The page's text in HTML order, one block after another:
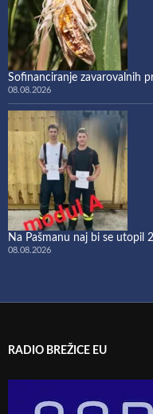
Sofinanciranje zavarovalnih
08.08.2026
Na Pašmanu naj bi se utopil
08.08.2026
RADIO BREŽICE EU